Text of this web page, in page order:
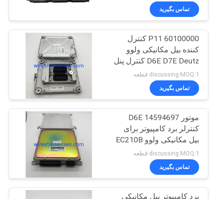
شیر برقی بیل
مکانیکی
15
سنسور مبدل فشار
16
تماس بگیرید
60100000 P11 کنترل
کننده بیل مکانیکی ولوو
D6E D7E Deutz کنترل پنل
ECU ECU
discussing MOQ:1 قطعه
تماس بگیرید
موتور D6E 14594697
کنترلر برد کامپیوتر برای
بیل مکانیکی ولوو EC210B
discussing MOQ:1 قطعه
تماس بگیرید
برد کامپیوتر بیل مکانیکی